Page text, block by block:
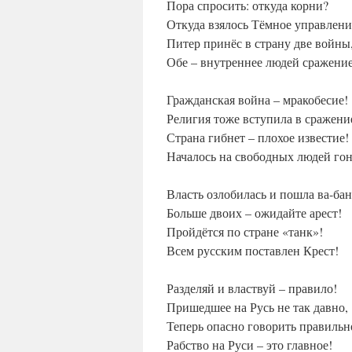
Пора спросить: откуда корни?
Откуда взялось Тёмное
Питер принёс в страну две войны,
Обе – внутреннее людей
Гражданская война – мракобесие!
Религия тоже вступила в
Страна гибнет – плохое известие!
Началось на свободных людей
Власть озлобилась и пошла ва-
Больше двоих – ожидайте арест!
Пройдётся по стране «танк»!
Всем русским поставлен Крест!
Разделяй и властвуй – правило!
Пришедшее на Русь не так давно,
Теперь опасно говорить
Рабство на Руси – это главное!